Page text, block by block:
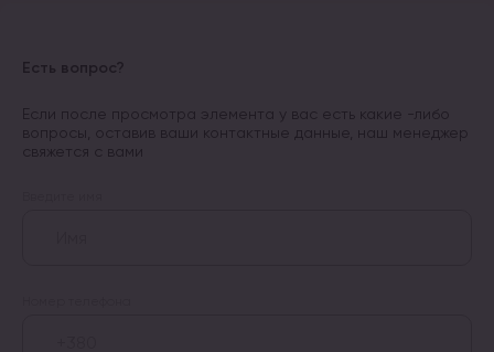
Есть вопрос?
Если после просмотра элемента у вас есть какие -либо
вопросы, оставив ваши контактные данные, наш менеджер
свяжется с вами